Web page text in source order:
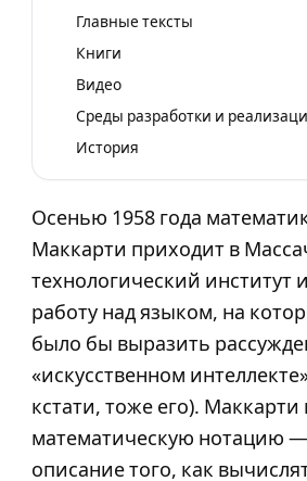
Главные тексты
Книги
Видео
Среды разработки и
История
Осенью 1958 года
Маккарти приходит в
технологический институт
работу над языком, на
было бы выразить
«искусственном
кстати, тоже его).
математическую нотацию
описание того, как